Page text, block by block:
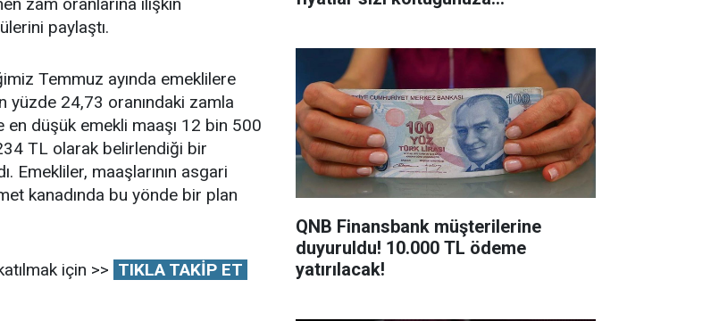
paylaştı.
Temmuz ayında emeklilere
yüzde 24,73 oranındaki zamla
en düşük emekli maaşı 12 bin 500
TL olarak belirlendiği bir
Emekliler, maaşlarının asgari
kanadında bu yönde bir plan
için >> TIKLA TAKİP ET
QNB Finansbank müşterilerine
duyuruldu! 10.000 TL ödeme
yatırılacak!